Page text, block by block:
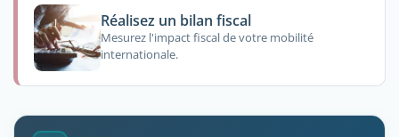
Réalisez un bilan fiscal
Mesurez l'impact fiscal de votre mobilité
internationale.